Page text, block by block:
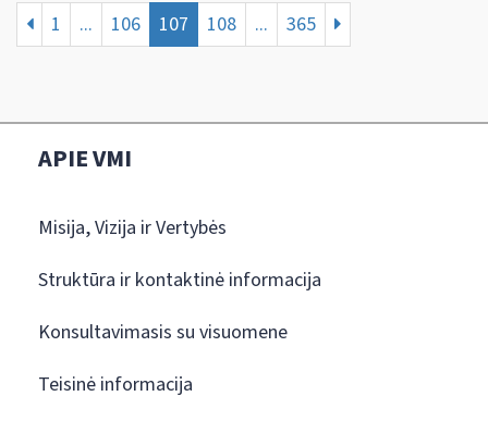
1 ... 106 107 108 ... 365
APIE VMI
Misija, Vizija ir Vertybės
Struktūra ir kontaktinė informacija
Konsultavimasis su visuomene
Teisinė informacija